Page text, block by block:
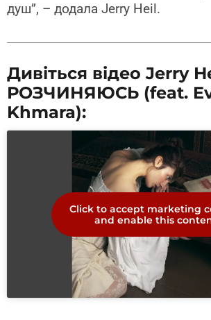
душ”, – додала Jerry Heil.
Дивіться відео Jerry
РОЗЧИНЯЮСЬ (feat.
Khmara):
Click to accept marketing
and enable this